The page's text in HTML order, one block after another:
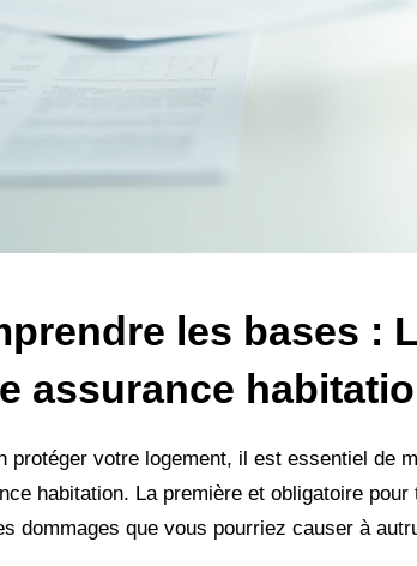
les bases :
assurance
protéger votre logement, il est essentiel de
habitation. La première et obligatoire
dommages que vous pourriez causer à